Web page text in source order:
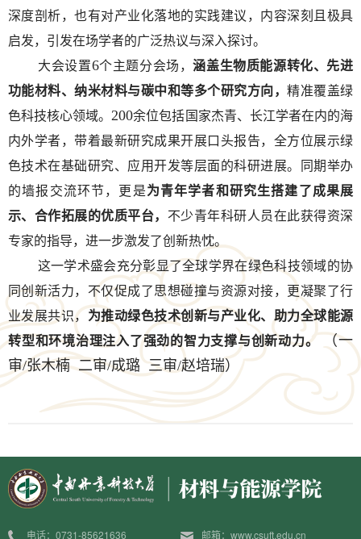
深度剖析，也有对产业化落地的实践建议，内容深刻且极具
启发，引发在场学者的广泛热议与深入探讨。
大会设置6个主题分会场，涵盖生物质能源转化、先进
功能材料、纳米材料与碳中和等多个研究方向，精准覆盖绿
色科技核心领域。200余位包括国家杰青、长江学者在内的海
内外学者，带着最新研究成果开展口头报告，全方位展示绿
色技术在基础研究、应用开发等层面的科研进展。同期举办
的墙报交流环节，更是为青年学者和研究生搭建了成果展
示、合作拓展的优质平台， 不少青年科研人员在此获得资深
专家的指导，进一步激发了创新热忱。
这一学术盛会充分彰显了全球学界在绿色科技领域的协
同创新活力，不仅促成了思想碰撞与资源对接，更凝聚了行
业发展共识， 为推动绿色技术创新与产业化、助力全球能源
转型和环境治理注入了强劲的智力支撑与创新动力。
（一
审/张木楠 二审/成璐 三审/赵培瑞）
电话：0731-85621636 邮箱：www.csuft.edu.cn